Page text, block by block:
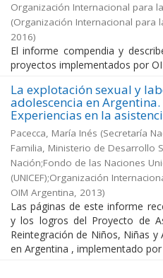
Organización Internacional para
(Organización Internacional para
2016)
El informe compendia y
proyectos implementados por
La explotación sexual y
adolescencia en
Experiencias en la
Pacecca, María Inés (Secretaría
Familia, Ministerio de Desarrollo
Nación;Fondo de las Naciones
(UNICEF);Organización
OIM Argentina, 2013)
Las páginas de este informe
y los logros del Proyecto de
Reintegración de Niños, Niñas
en Argentina , implementado por